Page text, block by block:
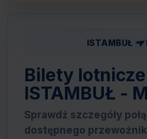
ISTAMBUŁ
Bilety lotnicze
ISTAMBUŁ -
Sprawdź szczegóły
dostępnego